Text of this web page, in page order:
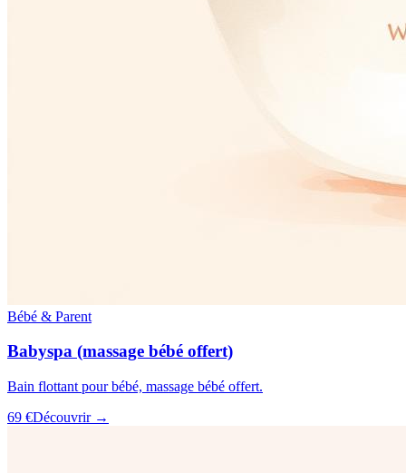
Bébé & Parent
Babyspa (massage bébé offert)
Bain flottant pour bébé, massage bébé offert.
69 €Découvrir →